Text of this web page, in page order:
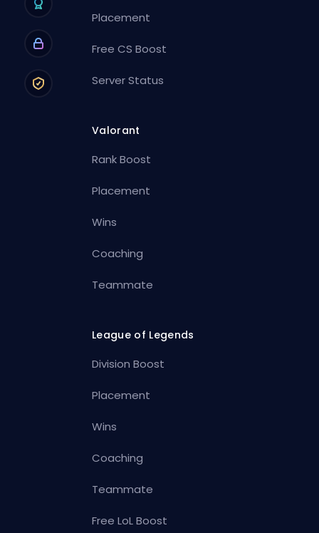
Placement
Free CS Boost
Server Status
Valorant
Rank Boost
Placement
Wins
Coaching
Teammate
League of Legends
Division Boost
Placement
Wins
Coaching
Teammate
Free LoL Boost